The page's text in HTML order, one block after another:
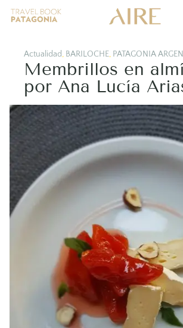
Actualidad, BARILOCHE, PATAGONIA
Membrillos en
por Ana Lucía